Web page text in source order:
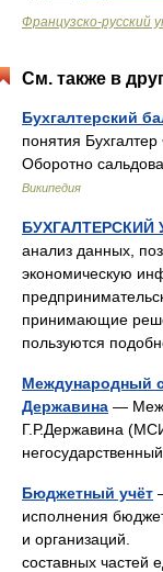
Французско-русский
См. также в
Бухгалтерский
понятия Бухгалтер
Оборотно
Википедия
БУХГАЛТЕРСКИЙ
анализ данных,
экономическую
принимающие
пользуются
Международный
Державина —
Г.Р.Державина
Бюджетный учёт
исполнения
и организаций. В
составных частей